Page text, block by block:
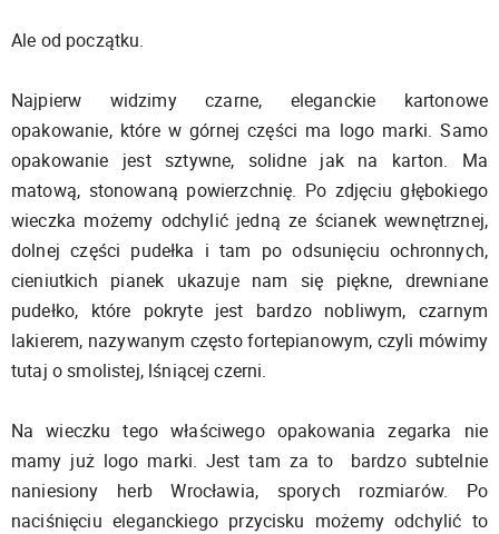
Ale od początku.
Najpierw widzimy czarne, eleganckie kartonowe
opakowanie, które w górnej części ma logo marki. Samo
opakowanie jest sztywne, solidne jak na karton. Ma
matową, stonowaną powierzchnię. Po zdjęciu głębokiego
wieczka możemy odchylić jedną ze ścianek wewnętrznej,
dolnej części pudełka i tam po odsunięciu ochronnych,
cieniutkich pianek ukazuje nam się piękne, drewniane
pudełko, które pokryte jest bardzo nobliwym, czarnym
lakierem, nazywanym często fortepianowym, czyli mówimy
tutaj o smolistej, lśniącej czerni.
Na wieczku tego właściwego opakowania zegarka nie
mamy już logo marki. Jest tam za to bardzo subtelnie
naniesiony herb Wrocławia, sporych rozmiarów. Po
naciśnięciu eleganckiego przycisku możemy odchylić to